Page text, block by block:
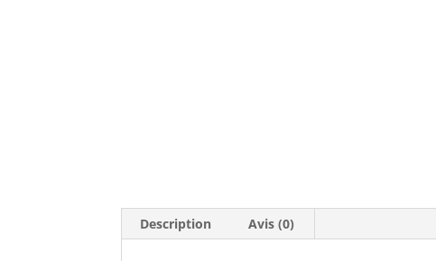
Description Avis (0)